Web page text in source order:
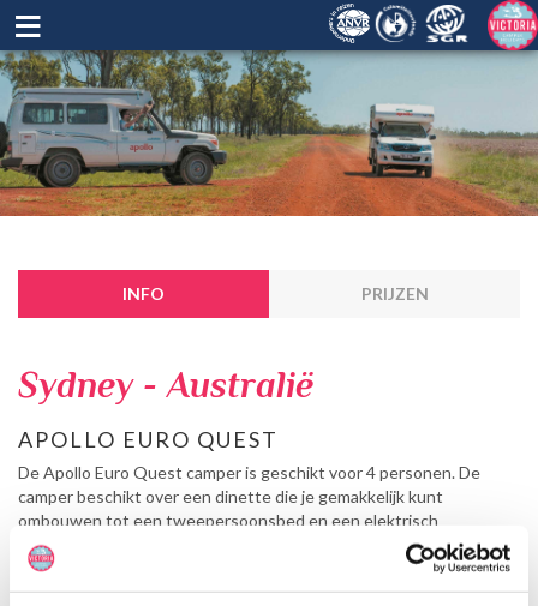
≡
INFO PRIJZEN
Sydney - Australië
APOLLO EURO QUEST
De Apollo Euro Quest camper is geschikt voor 4 personen. De
camper beschikt over een dinette die je gemakkelijk kunt
ombouwen tot een tweepersoonsbed en een elektrisch
uitschuifbaar tweepersoonsbed erboven. Het uitschuifbare
fornuis aan de buitenkant zorgt voor gemakkelijke diners op warme
Aussie-avonden.